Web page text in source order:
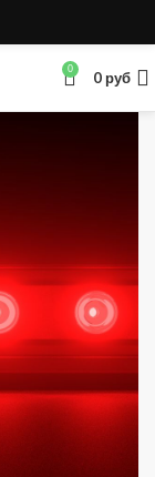
0 0руб